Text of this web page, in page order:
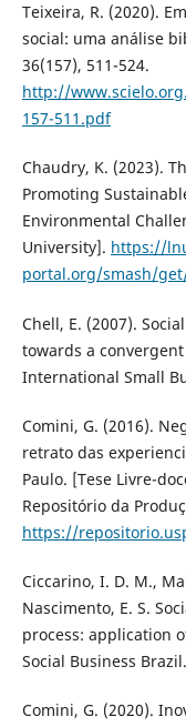
Teixeira, R. (2020).
social: uma análise
36(157), 511-524.
http://
157-511.pdf
Chaudry, K. (2023).
Promoting
Environmental
University]. https://
portal.org/smash/get/
Chell, E. (2007).
towards a
International Small
Comini, G. (2016).
retrato das
Paulo. [Tese Livre-
Repositório da
https://
Ciccarino, I. D. M.,
Nascimento, E. S.
process: application
Social Business
Comini, G. (2020).